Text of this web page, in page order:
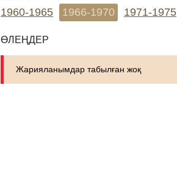
1960-1965 1966-1970 1971-1975
ӨЛЕҢДЕР
Жарияланымдар табылған жоқ